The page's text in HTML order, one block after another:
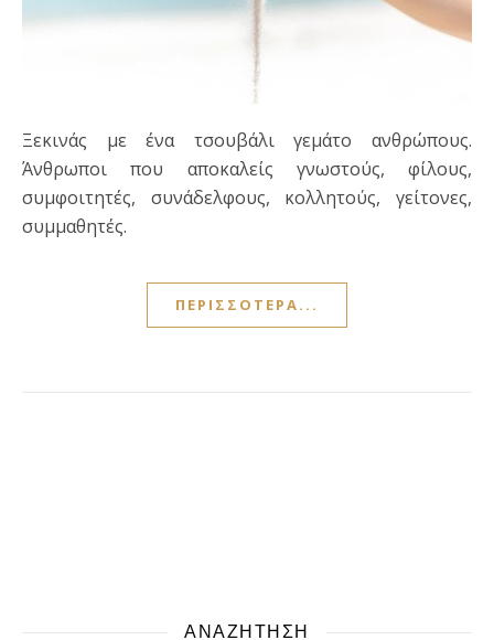
Ξεκινάς με ένα τσουβάλι γεμάτο ανθρώπους.
Άνθρωποι που αποκαλείς γνωστούς, φίλους,
συμφοιτητές, συνάδελφους, κολλητούς, γείτονες,
συμμαθητές.
ΠΕΡΙΣΣΌΤΕΡΑ...
ΑΝΑΖΗΤΗΣΗ